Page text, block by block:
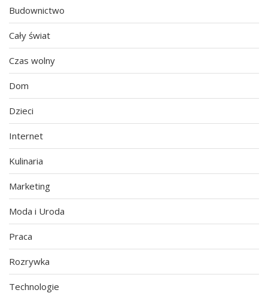
Budownictwo
Cały świat
Czas wolny
Dom
Dzieci
Internet
Kulinaria
Marketing
Moda i Uroda
Praca
Rozrywka
Technologie